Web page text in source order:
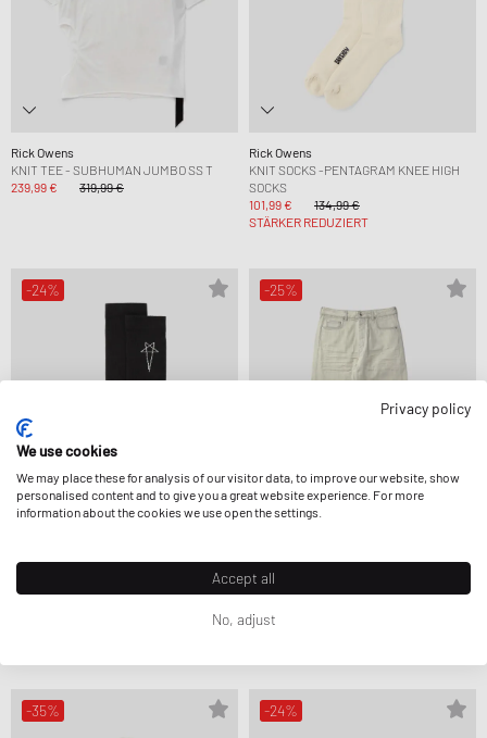
Rick Owens
KNIT TEE - SUBHUMAN JUMBO SS T
239,99 €
319,99 €
Rick Owens
KNIT SOCKS -PENTAGRAM KNEE HIGH
SOCKS
101,99 €
134,99 €
STÄRKER REDUZIERT
-24%
KNIT SOCKS -PENTAGRAM KNEE HIGH
-25%
Rick Owens
-35% -24%
Privacy policy
We use cookies
We may place these for analysis of our visitor data, to improve our website, show
personalised content and to give you a great website experience. For more
information about the cookies we use open the settings.
Accept all
No, adjust